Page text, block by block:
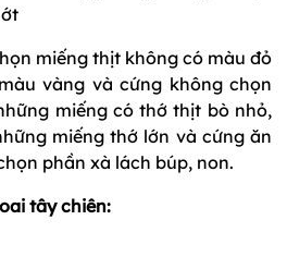
miếng thịt không có màu đỏ
vàng và cứng không chọn
miếng có thớ thịt bò nhỏ,
miếng thớ lớn và cứng ăn
phần xà lách búp, non.
tây chiên: